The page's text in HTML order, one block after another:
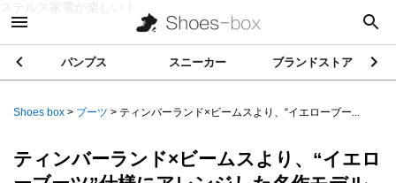
ステルス家電が楽しい！
パンプス スニーカー ブランドストア
Shoes box > ブーツ > ティンバーランド×ビームスより、“イエローブー...
ティンバーランド×ビームスより、“イエロ